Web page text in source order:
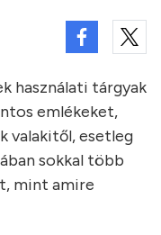
használati tárgyak
emlékeket,
valakitől, esetleg
sokkal több
mint amire